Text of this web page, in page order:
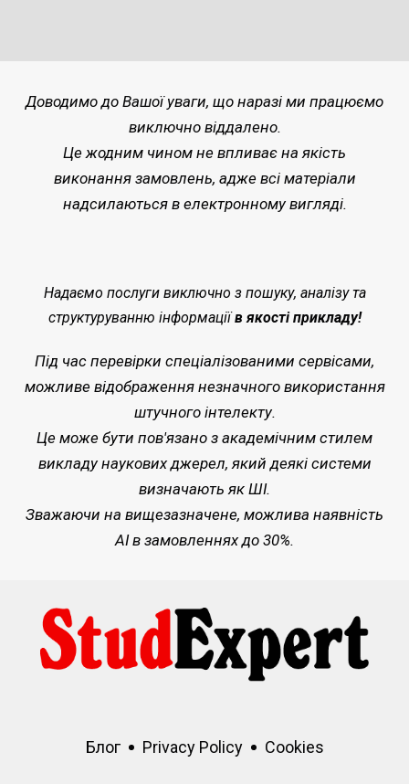
Доводимо до Вашої уваги, що наразі ми працюємо
виключно віддалено.
Це жодним чином не впливає на якість
виконання замовлень, адже всі матеріали
надсилаються в електронному вигляді.
Надаємо послуги виключно з пошуку, аналізу та
структуруванню інформаціїв якості прикладу!
Під час перевірки спеціалізованими сервісами,
можливе відображення незначного використання
штучного інтелекту.
Це може бути пов'язано з академічним стилем
викладу наукових джерел, який деякі системи
визначають як ШІ.
Зважаючи на вищезазначене, можлива наявність
AI в замовленнях до 30%.
Блог Privacy Policy Cookies